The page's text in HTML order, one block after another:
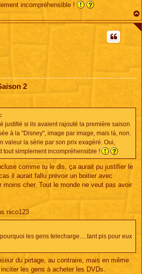
incompréhensible !
2
justifié si ils avaient rajouté la première saison
à la "Disney", image par image, mais là, non.
valeur la série par son prix exagéré. Oui,
tout simplement incompréhensible !
comme tu le dis, ça aurait pu justifier le
il aurait fallu prévoir un boitier avec
moins cher. Tout le monde ne veut pas avoir
nico123
les gens telecharge.....tant pis pour eux
du pirtage, au contraire, mais en même
les gens à acheter les DVDs.